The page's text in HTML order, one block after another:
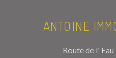
ANTOINE
Route de l'